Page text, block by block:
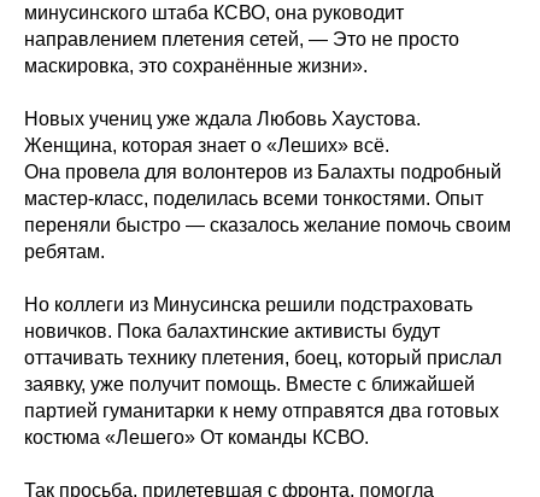
минусинского штаба КСВО, она руководит
направлением плетения сетей, — Это не просто
маскировка, это сохранённые жизни».
Новых учениц уже ждала Любовь Хаустова.
Женщина, которая знает о «Леших» всё.
Она провела для волонтеров из Балахты подробный
мастер-класс, поделилась всеми тонкостями. Опыт
переняли быстро — сказалось желание помочь своим
ребятам.
Но коллеги из Минусинска решили подстраховать
новичков. Пока балахтинские активисты будут
оттачивать технику плетения, боец, который прислал
заявку, уже получит помощь. Вместе с ближайшей
партией гуманитарки к нему отправятся два готовых
костюма «Лешего» От команды КСВО.
Так просьба, прилетевшая с фронта, помогла